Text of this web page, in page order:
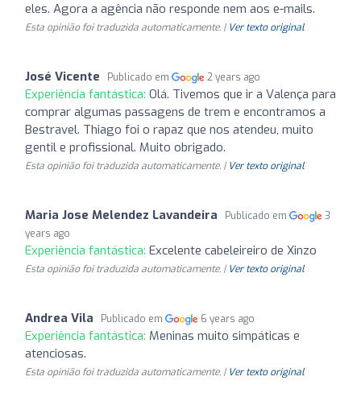
eles. Agora a agência não responde nem aos e-mails.
Esta opinião foi traduzida automaticamente. | Ver texto original
José Vicente Publicado em 2 years ago
Experiência fantástica: Olá. Tivemos que ir a Valença para
comprar algumas passagens de trem e encontramos a
Bestravel. Thiago foi o rapaz que nos atendeu, muito
gentil e profissional. Muito obrigado.
Esta opinião foi traduzida automaticamente. | Ver texto original
Maria Jose Melendez Lavandeira Publicado em
3
years ago
Experiência fantástica: Excelente cabeleireiro de Xinzo
Esta opinião foi traduzida automaticamente. | Ver texto original
Andrea Vila Publicado em 6 years ago
Experiência fantástica: Meninas muito simpáticas e
atenciosas.
Esta opinião foi traduzida automaticamente. | Ver texto original